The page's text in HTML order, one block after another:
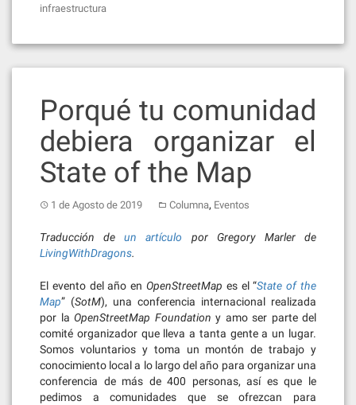
infraestructura
Porqué tu comunidad
debiera organizar el
State of the Map
1 de Agosto de 2019 Columna, Eventos
Traducción deun artículo por Gregory Marler de
LivingWithDragons.
El evento del año en OpenStreetMap es el “State of the
Map” (SotM), una conferencia internacional realizada
por la OpenStreetMap Foundation y amo ser parte del
comité organizador que lleva a tanta gente a un lugar.
Somos voluntarios y toma un montón de trabajo y
conocimiento local a lo largo del año para organizar una
conferencia de más de 400 personas, así es que le
pedimos a comunidades que se ofrezcan para